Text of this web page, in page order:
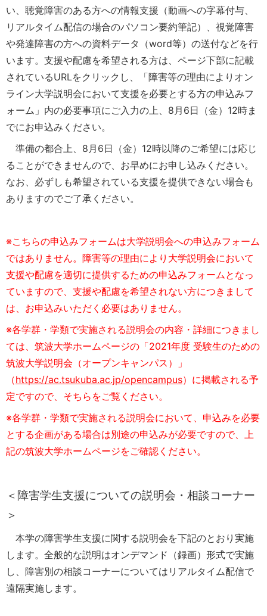
い、聴覚障害のある方への情報支援（動画への字幕付与、
リアルタイム配信の場合のパソコン要約筆記）、視覚障害
や発達障害の方への資料データ（word等）の送付などを行
います。支援や配慮を希望される方は、ページ下部に記載
されているURLをクリックし、「障害等の理由によりオン
ライン大学説明会において支援を必要とする方の申込みフ
ォーム」内の必要事項にご入力の上、8月6日（金）12時ま
でにお申込みください。
準備の都合上、8月6日（金）12時以降のご希望には応じ
ることができませんので、お早めにお申し込みください。
なお、必ずしも希望されている支援を提供できない場合も
ありますのでご了承ください。
※こちらの申込みフォームは大学説明会への申込みフォーム
ではありません。障害等の理由により大学説明会において
支援や配慮を適切に提供するための申込みフォームとなっ
ていますので、支援や配慮を希望されない方につきまして
は、お申込みいただく必要はありません。
※各学群・学類で実施される説明会の内容・詳細につきまし
ては、筑波大学ホームページの「2021年度 受験生のための
筑波大学説明会（オープンキャンパス）」
（https://ac.tsukuba.ac.jp/opencampus）に掲載される予
定ですので、そちらをご覧ください。
※各学群・学類で実施される説明会において、申込みを必要
とする企画がある場合は別途の申込みが必要ですので、上
記の筑波大学ホームページをご確認ください。
＜障害学生支援についての説明会・相談コーナー
＞
本学の障害学生支援に関する説明会を下記のとおり実施
します。全般的な説明はオンデマンド（録画）形式で実施
し、障害別の相談コーナーについてはリアルタイム配信で
遠隔実施します。